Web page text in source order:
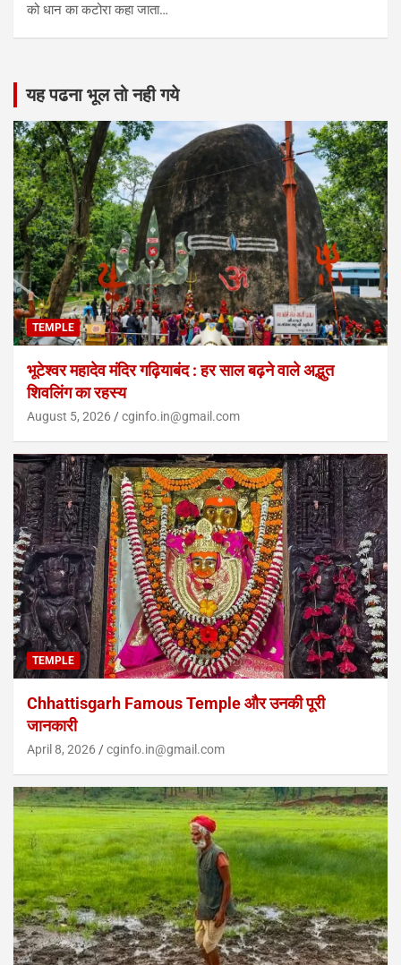
को धान का कटोरा कहा जाता…
यह पढना भूल तो नही गये
TEMPLE
भूटेश्वर महादेव मंदिर गढ़ियाबंद : हर साल बढ़ने वाले अद्भुत
शिवलिंग का रहस्य
August 5, 2026 cginfo.in@gmail.com
TEMPLE
Chhattisgarh Famous Temple और उनकी पूरी
जानकारी
April 8, 2026 cginfo.in@gmail.com